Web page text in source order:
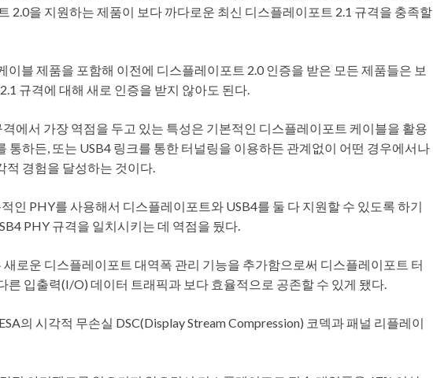
2.0을 지원하는 제품이 보다 까다로운 최신 디스플레이포트 2.1 규격을 충족할
블 제품을 포함해 이전에 디스플레이포트 2.0 인증을 받은 모든 제품들은 보
규격에 대해 새로 인증을 받지 않아도 된다.
에서 가장 역점을 두고 있는 특성은 기본적인 디스플레이포트 케이블을 활용
통하든, 또는 USB4 링크를 통한 터널링을 이용하든 관계없이 어떤 경우에서나
경험을 달성하는 것이다.
인 PHY를 사용해서 디스플레이포트와 USB4를 둘 다 지원할 수 있도록 하기
PHY 규격을 일치시키는 데 역점을 뒀다.
로운 디스플레이포트 대역폭 관리 기능을 추가함으로써 디스플레이포트 터
른 입출력(I/O) 데이터 트래픽과 보다 효율적으로 공존할 수 있게 됐다.
의 시각적 무손실 DSC(Display Stream Compression) 코덱과 패널 리플레이